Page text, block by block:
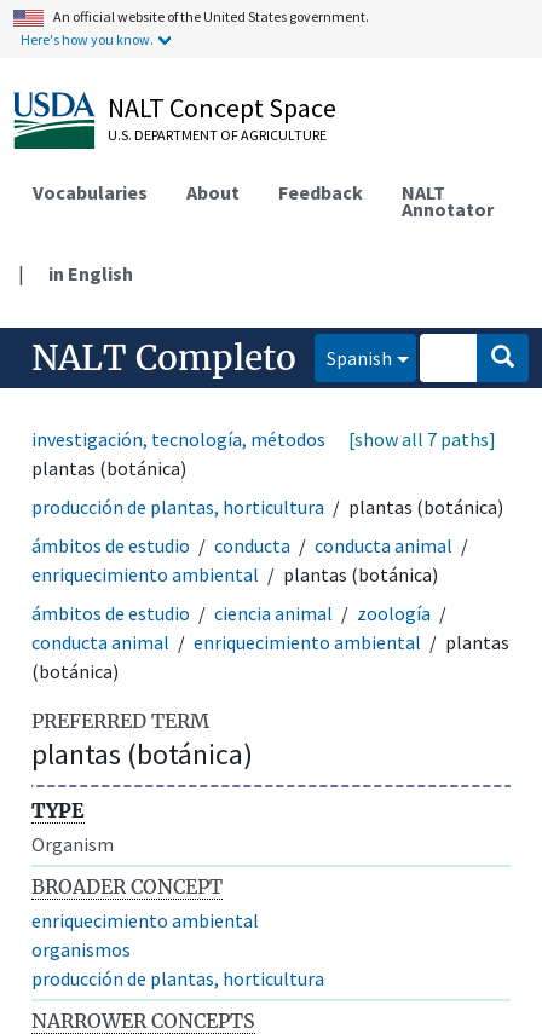
An official website of the United States government.
Here's how you know.
NALT Concept Space
U.S. DEPARTMENT OF AGRICULTURE
Vocabularies About Feedback NALT
Annotator
| in English
NALT Completo Spanish
investigación, tecnología, métodos
organismos
plantas (botánica)
[show all 7 paths]
producción de plantas, horticultura
plantas (botánica)
ámbitos de estudio
conducta
conducta animal
enriquecimiento ambiental
plantas (botánica)
ámbitos de estudio
ciencia animal
zoología
conducta animal
enriquecimiento ambiental
plantas
(botánica)
PREFERRED TERM
plantas (botánica)
TYPE
Organism
BROADER CONCEPT
enriquecimiento ambiental
organismos
producción de plantas, horticultura
NARROWER CONCEPTS